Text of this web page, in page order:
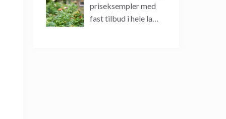
priseksempler med
fast tilbud i hele la…